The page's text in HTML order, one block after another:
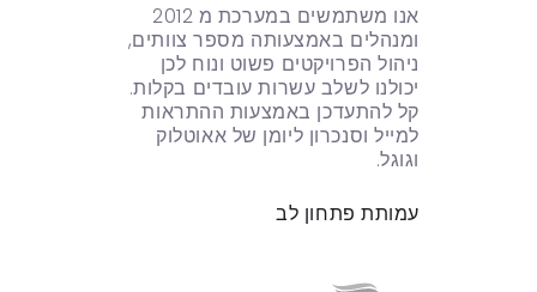
אנו משתמשים במערכת מ 2012
ומנהלים באמצעותה מספר צוותים,
ניהול הפרויקטים פשוט ונוח לכן
יכולנו לשלב עשרות עובדים בקלות.
קל להתעדכן באמצעות ההתראות
למייל וסנכרון ליומן של אאוטלוק
וגוגל.
עמותת פתחון לב